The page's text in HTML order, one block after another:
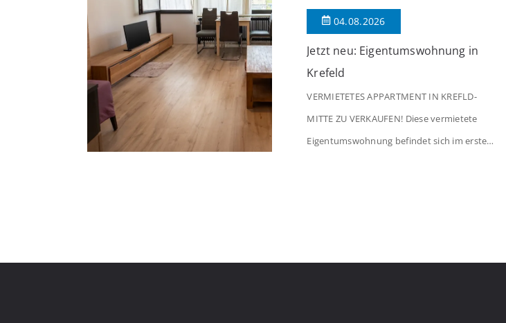
04.08.2026
Jetzt neu: Eigentumswohnung in
Krefeld
VERMIETETES APPARTMENT IN KREFLD-
MITTE ZU VERKAUFEN! Diese vermietete
Eigentumswohnung befindet sich im ersten